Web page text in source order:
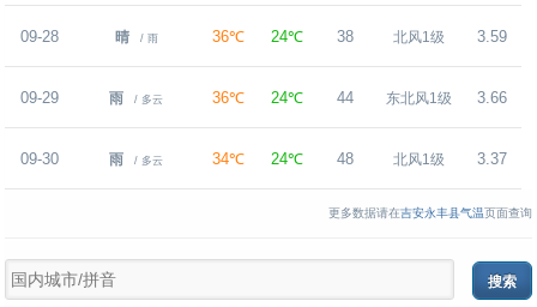
09-28 晴 / 雨 36℃ 24℃ 38 北风1级 3.59
09-29 雨 / 多云 36℃ 24℃ 44 东北风1级 3.66
09-30 雨 / 多云 34℃ 24℃ 48 北风1级 3.37
更多数据请在吉安永丰县气温页面查询